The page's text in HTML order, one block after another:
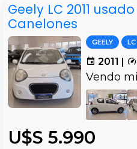
Geely LC 2011
Canelones
GEELY LC
2011 |
Vendo mi
U$S 5.990